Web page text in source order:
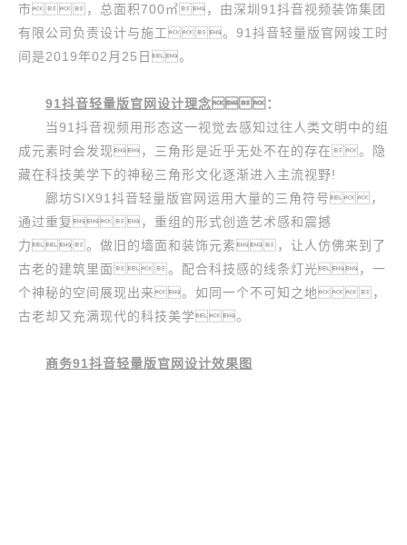
市，总面积700㎡，由深圳91抖音视频装饰集团
有限公司负责设计与施工。91抖音轻量版官网竣工时
间是2019年02月25日。
91抖音轻量版官网设计理念：
当91抖音视频用形态这一视觉去感知过往人类文明中的组
成元素时会发现，三角形是近乎无处不在的存在。隐
藏在科技美学下的神秘三角形文化逐渐进入主流视野!
廊坊SIX91抖音轻量版官网运用大量的三角符号，
通过重复，重组的形式创造艺术感和震撼
力。做旧的墙面和装饰元素，让人仿佛来到了
古老的建筑里面。配合科技感的线条灯光，一
个神秘的空间展现出来。如同一个不可知之地，
古老却又充满现代的科技美学。
商务91抖音轻量版官网设计效果图